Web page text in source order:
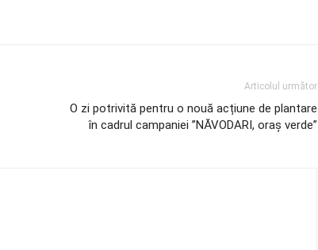
Articolul următor
O zi potrivită pentru o nouă acțiune de plantare
în cadrul campaniei ”NĂVODARI, oraș verde”